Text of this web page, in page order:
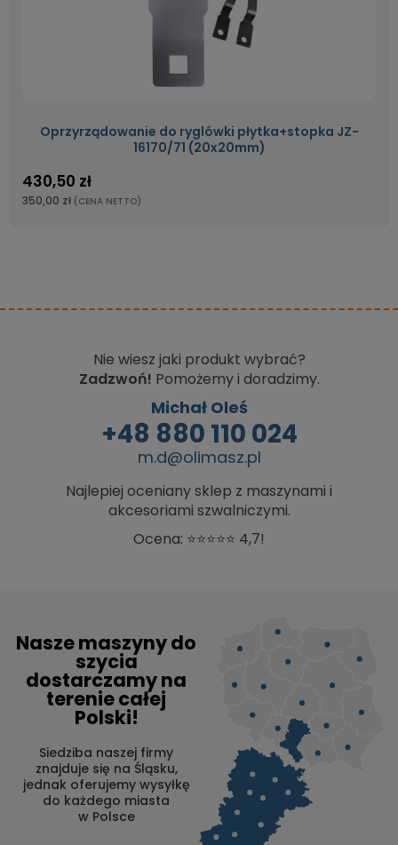
Oprzyrządowanie do ryglówki płytka+stopka JZ-
16170/71 (20x20mm)
430,50 zł
350,00 zł (CENA NETTO)
Nie wiesz jaki produkt wybrać?
Zadzwoń! Pomożemy i doradzimy.
Michał Oleś
+48 880 110 024
m.d@olimasz.pl
Najlepiej oceniany sklep z maszynami i
akcesoriami szwalniczymi.
Ocena: ⭐⭐⭐⭐⭐ 4,7!
Nasze maszyny do
szycia
dostarczamy na
terenie całej
Polski!
Siedziba naszej firmy
znajduje się na Śląsku,
jednak oferujemy wysyłkę
do każdego miasta
w Polsce